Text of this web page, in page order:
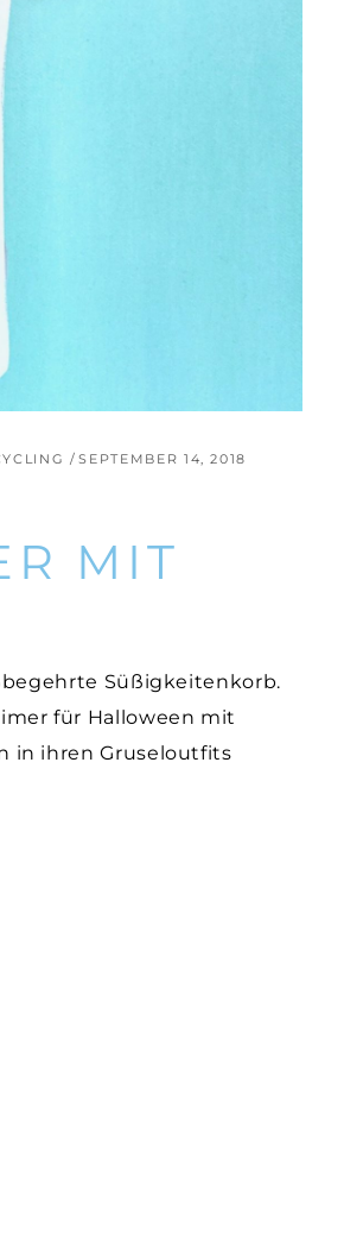
SEPTEMBER 14, 2018
MIT K
Süßigkeitenkorb.
für Halloween mit
in ihren Gruseloutfits